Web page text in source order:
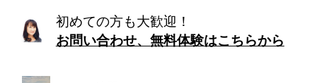
初めての方も大歓迎！
お問い合わせ、無料体験はこちらから